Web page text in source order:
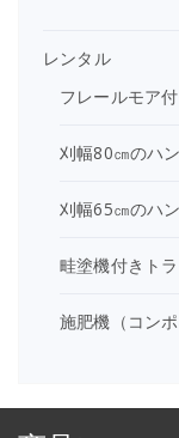
レンタル
フレールモア
刈幅80㎝のハ
刈幅65㎝のハ
畦塗機付きト
施肥機（コン